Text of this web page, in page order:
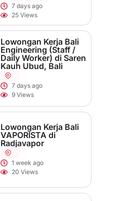
7 days ago
25 Views
Lowongan Kerja Bali
Engineering (Staff /
Daily Worker) di Saren
Kauh Ubud, Bali
7 days ago
9 Views
Lowongan Kerja Bali
VAPORISTA di
Radjavapor
1 week ago
20 Views